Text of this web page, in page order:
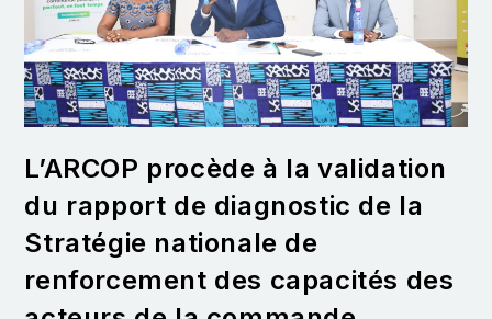
L’ARCOP procède à la validation
du rapport de diagnostic de la
Stratégie nationale de
renforcement des capacités des